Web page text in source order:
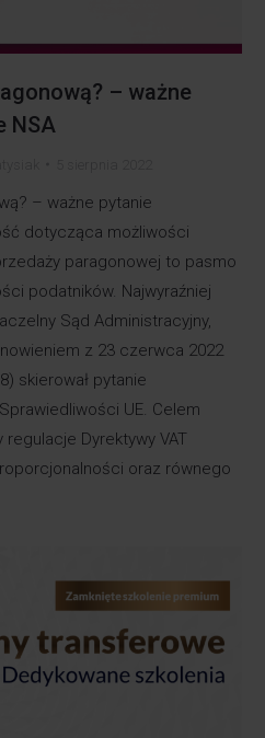
– ważne
NSA
– ważne pytanie
dotycząca możliwości
paragonowej to pasmo
podatników. Najwyraźniej
Sąd Administracyjny,
z 23 czerwca 2022
skierował pytanie
UE. Celem
Dyrektywy VAT
oraz równego